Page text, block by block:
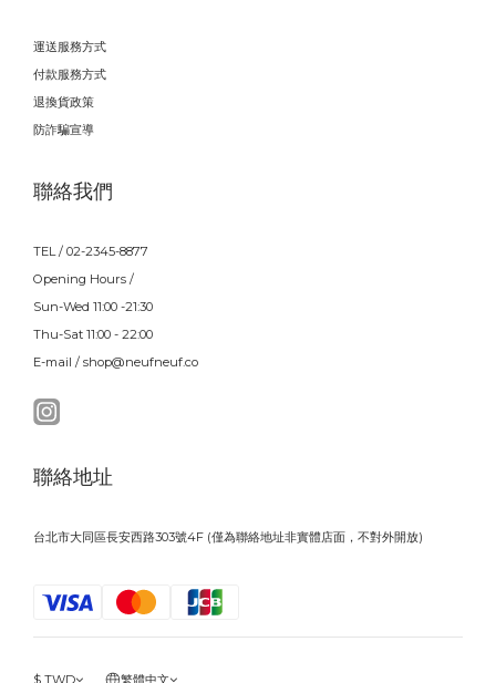
運送服務方式
付款服務方式
退換貨政策
防詐騙宣導
聯絡我們
TEL / 02-2345-8877
Opening Hours /
Sun-Wed 11:00 -21:30
Thu-Sat 11:00 - 22:00
E-mail / shop@neufneuf.co
聯絡地址
台北市大同區長安西路303號4F (僅為聯絡地址非實體店面，不對外開放)
$ TWD 繁體中文